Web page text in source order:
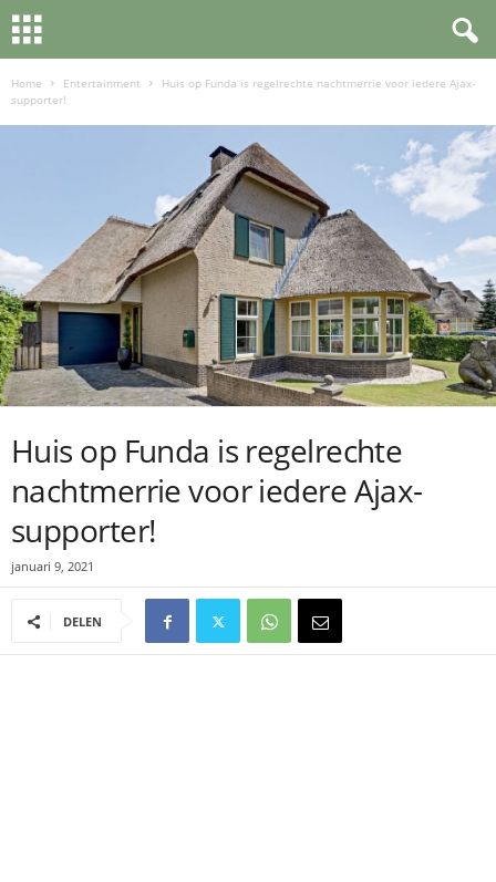
Home Entertainment
Huis op Funda is regelrechte nachtmerrie voor iedere Ajax-
supporter!
Huis op Funda is regelrechte
nachtmerrie voor iedere Ajax-
supporter!
januari 9, 2021
DELEN